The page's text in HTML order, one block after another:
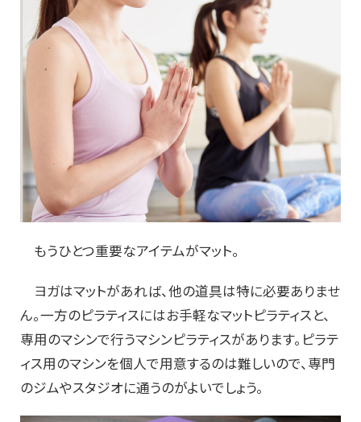
もうひとつ重要なアイテムがマット。
ヨガはマットがあれば、他の道具は特に必要ありませ
ん。一方のピラティスにはお手軽なマットピラティスと、
専用のマシンで行うマシンピラティスがあります。ピラテ
ィス用のマシンを個人で用意するのは難しいので、専門
のジムやスタジオに通うのがよいでしょう。